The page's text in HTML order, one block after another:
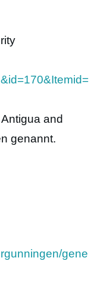
and
genannt.
gene